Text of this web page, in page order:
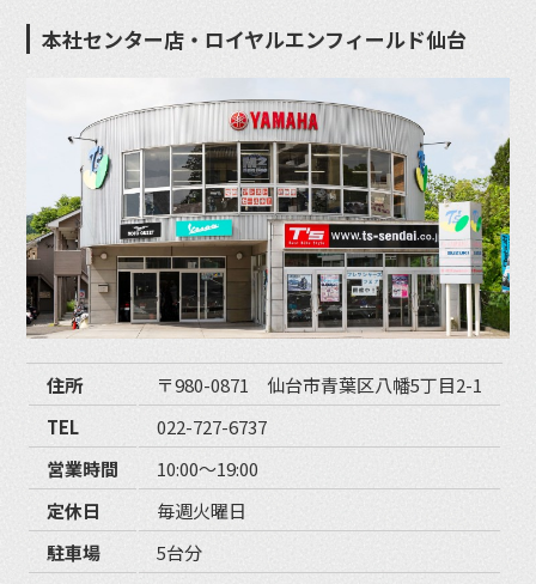
本社センター店・ロイヤルエンフィールド仙台
住所
〒980-0871 仙台市青葉区八幡5丁目2-1
TEL
022-727-6737
営業時間
10:00〜19:00
定休日
毎週火曜日
駐車場
5台分